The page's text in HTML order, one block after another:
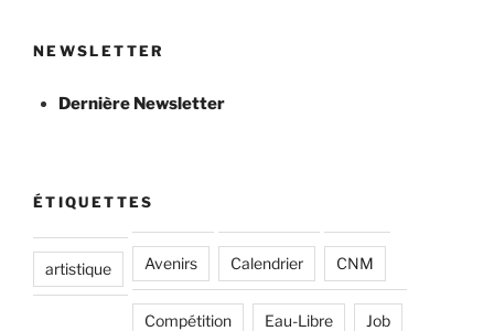
NEWSLETTER
Dernière Newsletter
ÉTIQUETTES
artistique Avenirs Calendrier CNM
Compétition Eau-Libre Job